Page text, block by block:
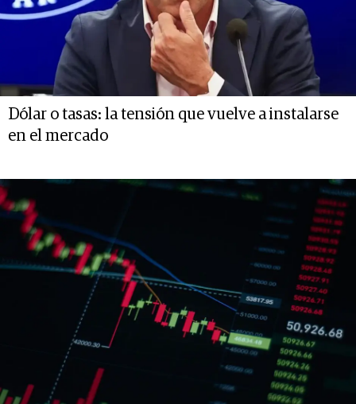
Dólar o tasas: la tensión que vuelve a instalarse
en el mercado